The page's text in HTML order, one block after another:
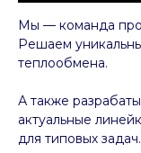
Мы — команда
Решаем
теплообмена.
А также
актуальные
для типовых задач.